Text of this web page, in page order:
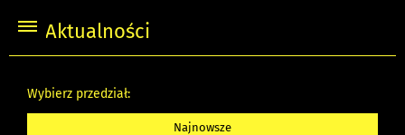
Aktualności
Wybierz przedział:
Najnowsze